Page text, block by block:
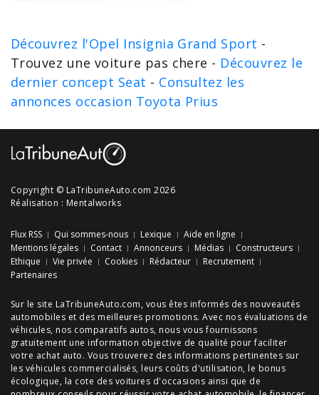
Découvrez l'Opel Insignia Grand Sport -
Trouvez une voiture pas chere - Découvrez le
dernier concept Seat - Consultez les
annonces occasion Toyota Prius
Copyright © LaTribuneAuto.com 2026
Réalisation : Mentalworks
Flux RSS Qui sommes-nous Lexique
Aide en ligne
Mentions légales
Contact Annonceurs Médias
Constructeurs
Ethique
Vie privée Cookies Rédacteur
Recrutement
Partenaires
Sur le site LaTribuneAuto.com, vous êtes informés des nouveautés
automobiles et des meilleures promotions. Avec nos évaluations de
véhicules, nos comparatifs autos, nous vous fournissons
gratuitement une information objective de qualité pour faciliter
votre achat auto. Vous trouverez des informations pertinentes sur
les véhicules commercialisés, leurs coûts d'utilisation, le bonus
écologique, la cote des voitures d'occasions ainsi que de